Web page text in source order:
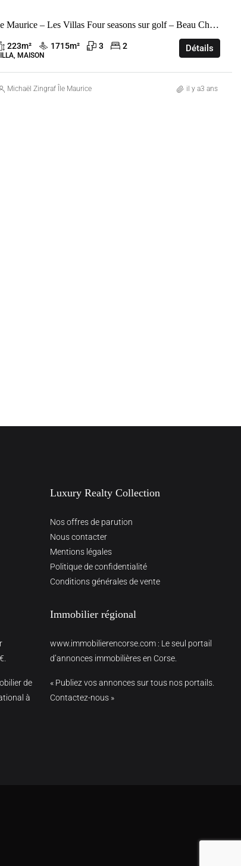
ile Maurice – Les Villas Four seasons sur golf – Beau Champ
223m² 1715m² 3 2
MAISON
Détails
Michaël Zingraf Île Maurice il y a3 ans
de
à
Luxury Realty Collection
Nos offres de parution
Nous contacter
Mentions légales
Politique de confidentialité
Conditions générales de vente
Immobilier régional
www.immobilierencorse.com : Le seul portail
d’annonces immobilières en Corse.
« Publiez vos annonces sur tous nos portails.
Contactez-nous »